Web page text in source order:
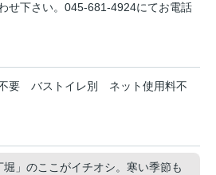
せ下さい。045-681-4924にてお電話
要 バストイレ別
ネット使用料不
堀」のここがイチオシ。寒い季節も